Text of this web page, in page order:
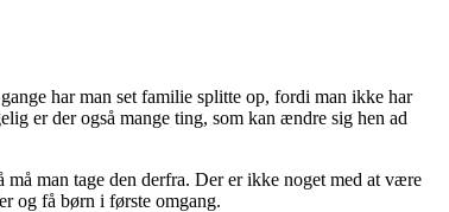
har man set familie splitte op, fordi man ikke har
er der også mange ting, som kan ændre sig hen ad
man tage den derfra. Der er ikke noget med at være
og få børn i første omgang.